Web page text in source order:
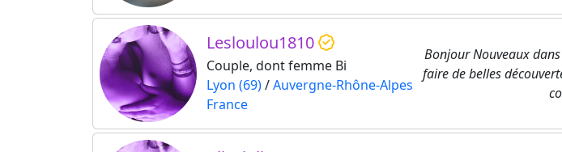
Lesloulou1810
Couple, dont femme Bi
Lyon (69)/Auvergne-Rhône-Alpes
France
Bonjour Nouveaux
faire de belles